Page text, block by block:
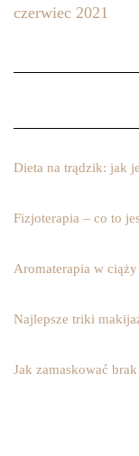
czerwiec 2021
Dieta na trądzik: jak
Fizjoterapia – co to
Aromaterapia w
Najlepsze triki
Jak zamaskować